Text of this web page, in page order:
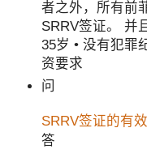
者之外，所有前
SRRV签证。 并
35岁 • 没有犯罪
资要求
问
SRRV签证的有
答